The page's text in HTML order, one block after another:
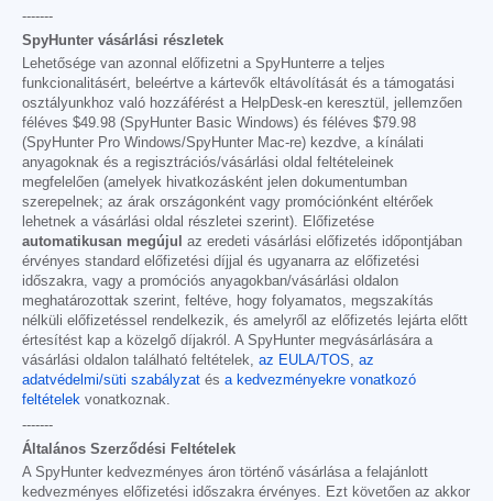
-------
SpyHunter vásárlási részletek
Lehetősége van azonnal előfizetni a SpyHunterre a teljes
funkcionalitásért, beleértve a kártevők eltávolítását és a támogatási
osztályunkhoz való hozzáférést a HelpDesk-en keresztül, jellemzően
féléves $49.98 (SpyHunter Basic Windows) és féléves $79.98
(SpyHunter Pro Windows/SpyHunter Mac-re) kezdve, a kínálati
anyagoknak és a regisztrációs/vásárlási oldal feltételeinek
megfelelően (amelyek hivatkozásként jelen dokumentumban
szerepelnek; az árak országonként vagy promóciónként eltérőek
lehetnek a vásárlási oldal részletei szerint). Előfizetése
automatikusan megújul
az eredeti vásárlási előfizetés időpontjában
érvényes standard előfizetési díjjal és ugyanarra az előfizetési
időszakra, vagy a promóciós anyagokban/vásárlási oldalon
meghatározottak szerint, feltéve, hogy folyamatos, megszakítás
nélküli előfizetéssel rendelkezik, és amelyről az előfizetés lejárta előtt
értesítést kap a közelgő díjakról. A SpyHunter megvásárlására a
vásárlási oldalon található feltételek, az EULA/TOS, az
adatvédelmi/süti szabályzat és a kedvezményekre vonatkozó
feltételek vonatkoznak.
-------
Általános Szerződési Feltételek
A SpyHunter kedvezményes áron történő vásárlása a felajánlott
kedvezményes előfizetési időszakra érvényes. Ezt követően az akkor